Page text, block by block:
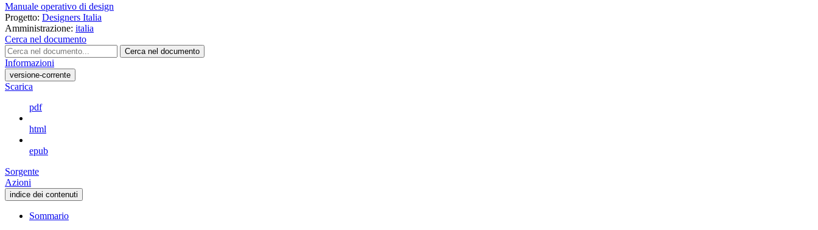
Manuale operativo di design
Progetto: Designers Italia
Amministrazione: italia
Cerca nel documento
Cerca nel documento
Informazioni
versione-corrente
Scarica
pdf
html
epub
Sorgente
Azioni
indice dei contenuti
Sommario